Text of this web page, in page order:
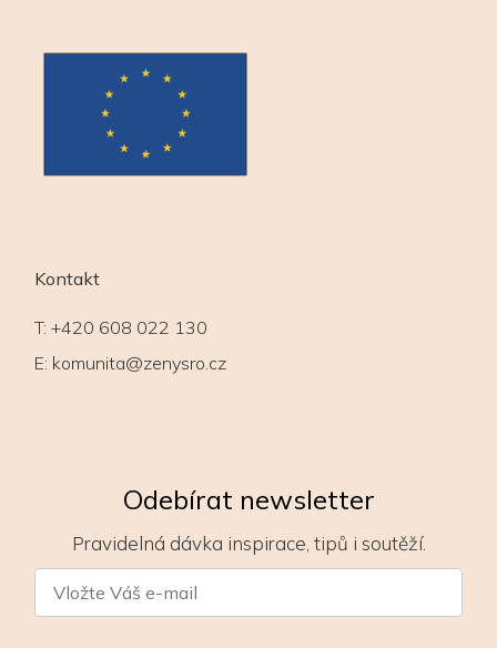
Kontakt
T: +420 608 022 130
E: komunita@zenysro.cz
Odebírat newsletter
Pravidelná dávka inspirace, tipů i soutěží.